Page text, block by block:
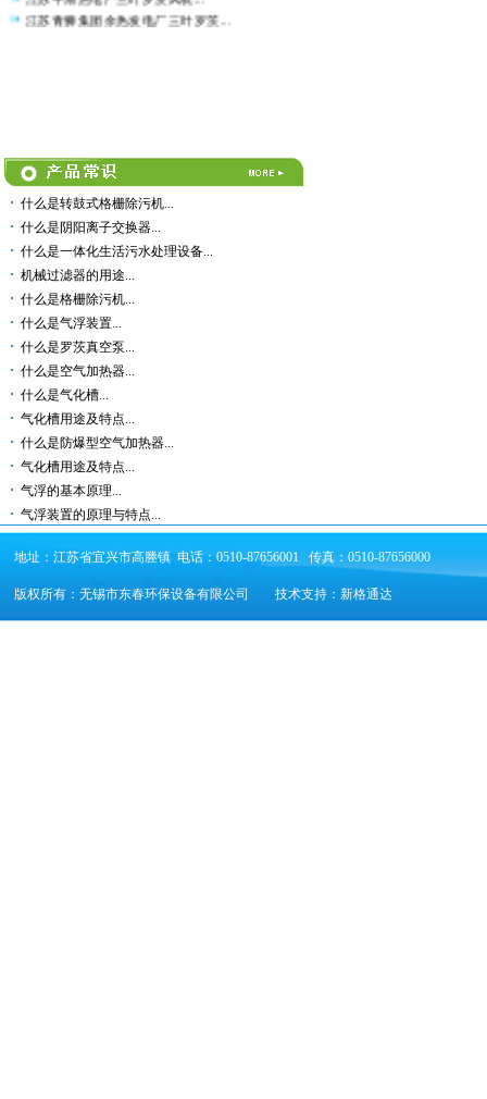
江苏青狮集团余热发电厂三叶罗茨...
什么是转鼓式格栅除污机...
什么是阴阳离子交换器...
什么是一体化生活污水处理设备...
机械过滤器的用途...
什么是格栅除污机...
什么是气浮装置...
什么是罗茨真空泵...
什么是空气加热器...
什么是气化槽...
气化槽用途及特点...
什么是防爆型空气加热器...
气化槽用途及特点...
气浮的基本原理...
气浮装置的原理与特点...
地址：江苏省宜兴市高塍镇 电话：0510-87656001 传真：0510-87656000
版权所有：无锡市东春环保设备有限公司 技术支持： 新格通达